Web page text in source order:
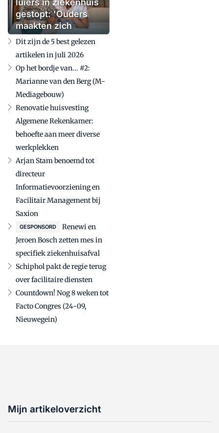
luiers in ziekenhuis
gestopt: 'Ouders
maakten zich
zorgen'
Dit zijn de 5 best gelezen
artikelen in juli 2026
Op het bordje van... #2:
Marianne van den Berg (M-
Mediagebouw)
Renovatie huisvesting
Algemene Rekenkamer:
behoefte aan meer diverse
werkplekken
Arjan Stam benoemd tot
directeur
Informatievoorziening en
Facilitair Management bij
Saxion
GESPONSORD
Renewi en
Jeroen Bosch zetten mes in
specifiek ziekenhuisafval
Schiphol pakt de regie terug
over facilitaire diensten
Countdown! Nog 8 weken tot
Facto Congres (24-09,
Nieuwegein)
Mijn artikeloverzicht